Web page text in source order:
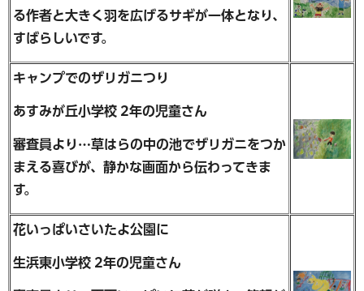
る作者と大きく羽を広げるサギが一体となり、
すばらしいです。
キャンプでのザリガニつり
あすみが丘小学校 2年の児童さん
審査員より…草はらの中の池でザリガニをつか
まえる喜びが、静かな画面から伝わってきま
す。
花いっぱいさいたよ公園に
生浜東小学校 2年の児童さん